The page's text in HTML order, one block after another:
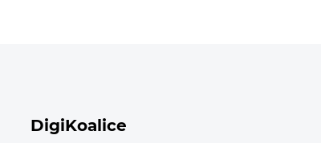
DigiKoalice